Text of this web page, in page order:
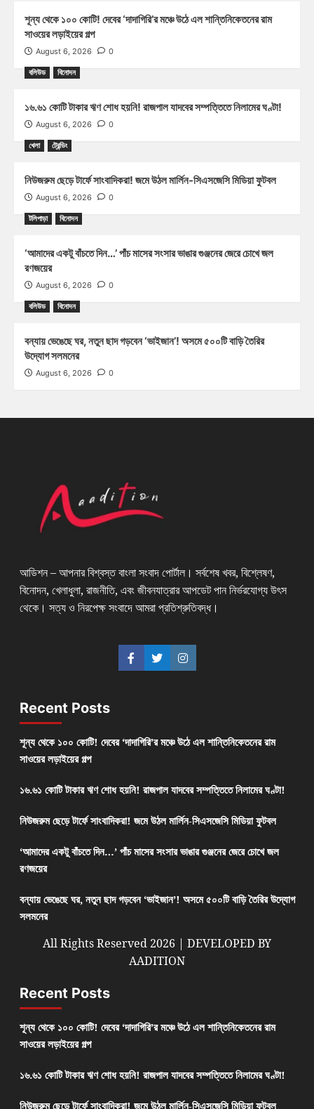
শূন্য থেকে ১০০ কোটি! দেবের ‘দাদাগিরি’র মঞ্চে উঠে এল শান্তিনিকেতনের রাম
সাওয়ের লড়াইয়ের গল্প
August 6, 2026 0
বলিউড বিনোদন
১৬.৬১ কোটি টাকার ঋণ শোধ হয়নি! রাজপাল যাদবের সম্পত্তিতে নিলামের ঘণ্টা!
August 6, 2026 0
খেলা ট্রেন্ডিং
নিউজরুম ছেড়ে টার্ফে সাংবাদিকরা! জমে উঠল মার্লিন-সিএসজেসি মিডিয়া ফুটবল
August 6, 2026 0
টলিপাড়া বিনোদন
‘আমাদের একটু বাঁচতে দিন…’ পাঁচ মাসের সংসার ভাঙার গুঞ্জনের জেরে চোখে জল
রণজয়ের
August 6, 2026 0
বলিউড বিনোদন
বন্যায় ভেঙেছে ঘর, নতুন ছাদ গড়বেন ‘ভাইজান’! অসমে ৫০০টি বাড়ি তৈরির
উদ্যোগ সলমনের
August 6, 2026 0
আডিশন – আপনার বিশ্বস্ত বাংলা সংবাদ পোর্টাল। সর্বশেষ খবর, বিশ্লেষণ,
বিনোদন, খেলাধুলা, রাজনীতি, এবং জীবনযাত্রার আপডেট পান নির্ভরযোগ্য উৎস
থেকে। সত্য ও নিরপেক্ষ সংবাদে আমরা প্রতিশ্রুতিবদ্ধ।
Recent Posts
শূন্য থেকে ১০০ কোটি! দেবের ‘দাদাগিরি’র মঞ্চে উঠে এল শান্তিনিকেতনের রাম
সাওয়ের লড়াইয়ের গল্প
১৬.৬১ কোটি টাকার ঋণ শোধ হয়নি! রাজপাল যাদবের সম্পত্তিতে নিলামের ঘণ্টা!
নিউজরুম ছেড়ে টার্ফে সাংবাদিকরা! জমে উঠল মার্লিন-সিএসজেসি মিডিয়া ফুটবল
‘আমাদের একটু বাঁচতে দিন…’ পাঁচ মাসের সংসার ভাঙার গুঞ্জনের জেরে চোখে জল
রণজয়ের
বন্যায় ভেঙেছে ঘর, নতুন ছাদ গড়বেন ‘ভাইজান’! অসমে ৫০০টি বাড়ি তৈরির উদ্যোগ
সলমনের
All Rights Reserved 2026 | DEVELOPED BY
AADITION
Recent Posts
শূন্য থেকে ১০০ কোটি! দেবের ‘দাদাগিরি’র মঞ্চে উঠে এল শান্তিনিকেতনের রাম
সাওয়ের লড়াইয়ের গল্প
১৬.৬১ কোটি টাকার ঋণ শোধ হয়নি! রাজপাল যাদবের সম্পত্তিতে নিলামের ঘণ্টা!
নিউজরুম ছেড়ে টার্ফে সাংবাদিকরা! জমে উঠল মার্লিন-সিএসজেসি মিডিয়া ফুটবল